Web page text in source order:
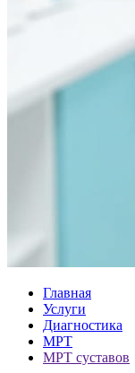
Главная
Услуги
Диагностика
МРТ
МРТ суставов